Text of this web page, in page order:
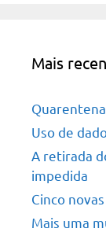
Mais
Uso de
A retirada
impedida
Cinco
Mais uma